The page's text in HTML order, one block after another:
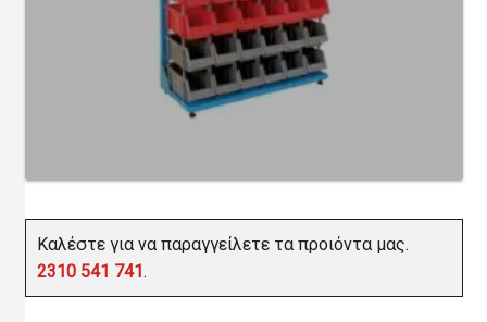
Καλέστε για να παραγγείλετε τα προιόντα μας.
2310 541 741.